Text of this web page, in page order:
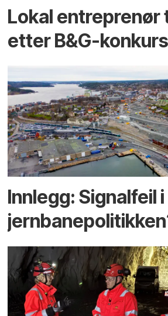
Lokal entreprenør
etter B&G-konkurs
Innlegg: Signalfeil i